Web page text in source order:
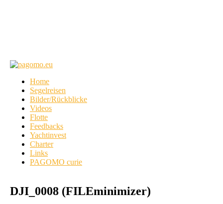
Home
Segelreisen
Bilder/Rückblicke
Videos
Flotte
Feedbacks
Yachtinvest
Charter
Links
PAGOMO curie
DJI_0008 (FILEminimizer)